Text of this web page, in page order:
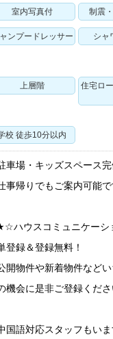
室内写真付 制震
ンプードレッサー シャ
上層階
住宅ロ
校 徒歩10分以内
車場・キッズスペース
事帰りでもご案内可能
ハウスコミュニケー
登録＆登録無料！
開物件や新着物件などい
機会に是非ご登録くださ
中国語対応スタッフもい